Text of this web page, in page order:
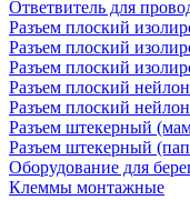
Ответвитель для
Разъем плоский
Разъем плоский
Разъем плоский
Разъем плоский
Разъем плоский
Разъем штекерный
Разъем штекерный
Оборудование для
Клеммы монтажные